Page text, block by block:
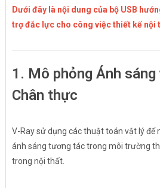
Dưới đây là nội dung của bộ USB
trợ đắc lực cho công việc thiết kế nội
1. Mô phỏng Ánh
Chân thực
V-Ray sử dụng các thuật toán vật lý để
ánh sáng tương tác trong môi trường
trong nội thất.